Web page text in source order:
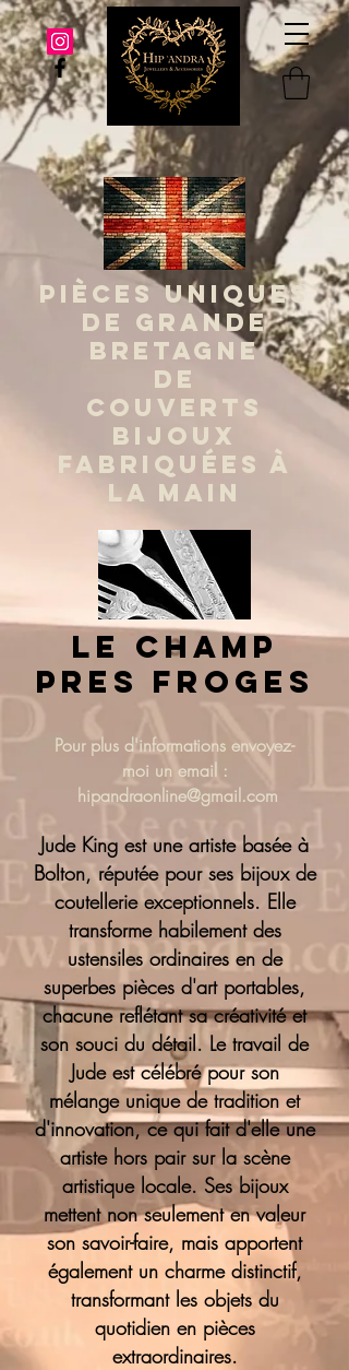
PIÈCES UNIQUES
DE GRANDE
BRETAGNE
DE
COUVERTS
BIJOUX
FABRIQUÉES À
LA MAIN
le champ
pres froges
Pour plus d'informations envoyez-
moi un email :
hipandraonline@gmail.com
Jude King est une artiste basée à
Bolton, réputée pour ses bijoux de
coutellerie exceptionnels. Elle
transforme habilement des
ustensiles ordinaires en de
superbes pièces d'art portables,
chacune reflétant sa créativité et
son souci du détail. Le travail de
Jude est célébré pour son
mélange unique de tradition et
d'innovation, ce qui fait d'elle une
artiste hors pair sur la scène
artistique locale. Ses bijoux
mettent non seulement en valeur
son savoir-faire, mais apportent
également un charme distinctif,
transformant les objets du
quotidien en pièces
extraordinaires.